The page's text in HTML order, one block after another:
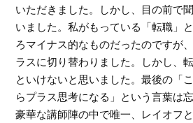
いただきました。しかし、目の前で
いました。私がもっている「転職」
ろマイナス的なものだったのですが
ラスに切り替わりました。しかし、
といけないと思いました。最後の「
らプラス思考になる」という言葉は
豪華な講師陣の中で唯一、レイオフ